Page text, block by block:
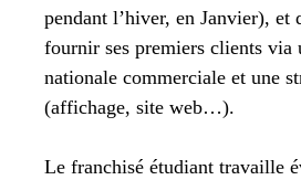
pendant l’hiver, en Janvier), et
fournir ses premiers clients via
nationale commerciale et une
(affichage, site web…).
Le franchisé étudiant travaille